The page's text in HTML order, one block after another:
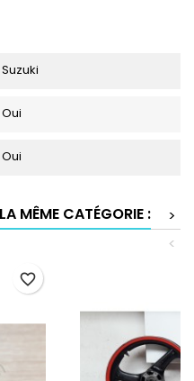
Suzuki
Oui
Oui
MÊME CATÉGORIE :
>
<
favorite_border